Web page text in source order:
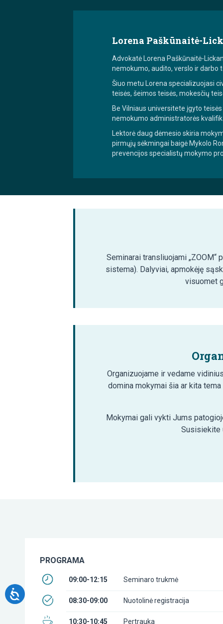
Lorena Paškūnaitė-
Advokatė Lorena Paškūnaitė-
nemokumo, audito, verslo ir darbo
Šiuo metu Lorena specializuojasi
teisės, šeimos teisės, mokesčių
Be Vilniaus universitete įgyto
nemokumo administratorės
Lektorė daug dėmesio skiria
pirmųjų sėkmingai baigė Mykolo
prevencijos specialistų mokymo
Seminarai transliuojami
sistema). Dalyviai, apmokėję
visuomet
Organizuojame ir vedame
domina mokymai šia ar kita
Mokymai gali vykti Jums
Susisiekite
PROGRAMA
09:00-12:15 Seminaro trukmė
08:30-09:00 Nuotolinė registracija
10:30-10:45 Pertrauka